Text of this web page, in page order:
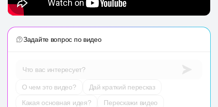
Задайте вопрос по видео
Что вас интересует?
О чем это видео?
Дай краткий пересказ
Какая основная идея?
Перескажи видео